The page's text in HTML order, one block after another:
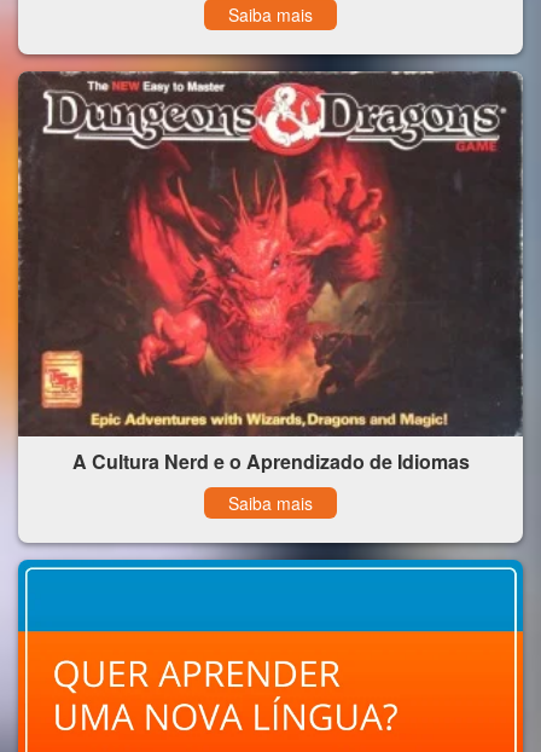
Saiba mais
A Cultura Nerd e o Aprendizado de Idiomas
Saiba mais